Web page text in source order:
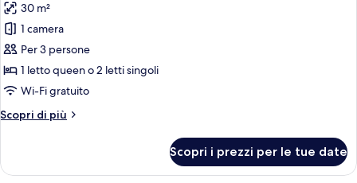
foto
per
Camera
Superior
30 m²
1 camera
Per 3 persone
1 letto queen o 2 letti singoli
Wi-Fi gratuito
Scopri di più
Altri
Superior
Scopri i prezzi per le tue date